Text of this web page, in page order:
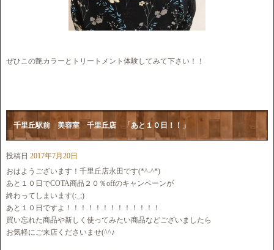
ぜひこの艶カラーとトリートメント体験してみて下さい！！
千里丘駅前 美容室 千里丘店 「あと１０日！！」
投稿日 2017年7月20日
おはようございます！千里丘店永田です(*^-^*)
あと１０日でCOTA商品２０％offのキャンペーンが
終わってしまいます(:_;)
あと１０日ですよ！！！！！！！！！！！！！
買い忘れた商品や新しく使ってみたい商品などございましたら
お気軽にご来店くださいませ(^^♪